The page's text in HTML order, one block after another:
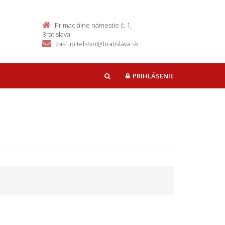
Primaciálne námestie č. 1,
Bratislava
zastupitelstvo@bratislava.sk
HĽADAŤPRIHLÁSENIE